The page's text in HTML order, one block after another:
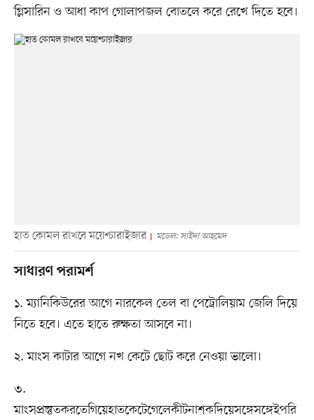
গ্লিসারিন ও আধা কাপ গোলাপজল বোতলে করে রেখে দিতে হবে।
হাত কোমল রাখবে ময়েশ্চারাইজার মডেল: সাইদা আহমেদ
সাধারণ পরামর্শ
১. ম্যানিকিউরের আগে নারকেল তেল বা পেট্রোলিয়াম জেলি দিয়ে
নিতে হবে। এতে হাতে রুক্ষতা আসবে না।
২. মাংস কাটার আগে নখ কেটে ছোট করে নেওয়া ভালো।
৩.
মাংসপ্রস্তুতকরতেগিয়েহাতকেটেগেলেকীটনাশকদিয়েসঙ্গেসঙ্গেইপরি